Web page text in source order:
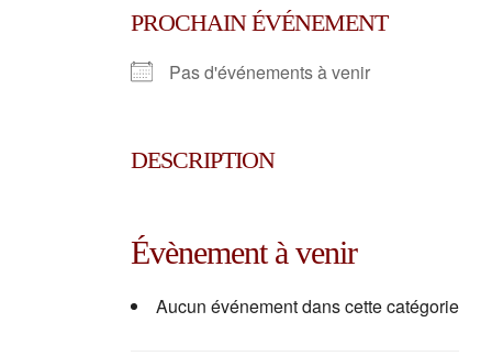
PROCHAIN ÉVÉNEMENT
Pas d'événements à venir
DESCRIPTION
Évènement à venir
Aucun événement dans cette catégorie